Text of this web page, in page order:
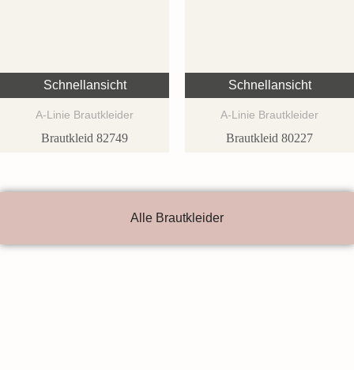
Schnellansicht
A-Linie Brautkleider
Brautkleid 82749
Schnellansicht
A-Linie Brautkleider
Brautkleid 80227
Alle Brautkleider